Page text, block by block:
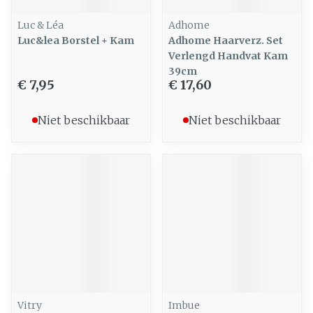
Luc & Léa
Luc&lea Borstel + Kam
€ 7,95
Niet beschikbaar
Adhome
Adhome Haarverz. Set
Verlengd Handvat Kam
39cm
€ 17,60
Niet beschikbaar
Vitry Imbue